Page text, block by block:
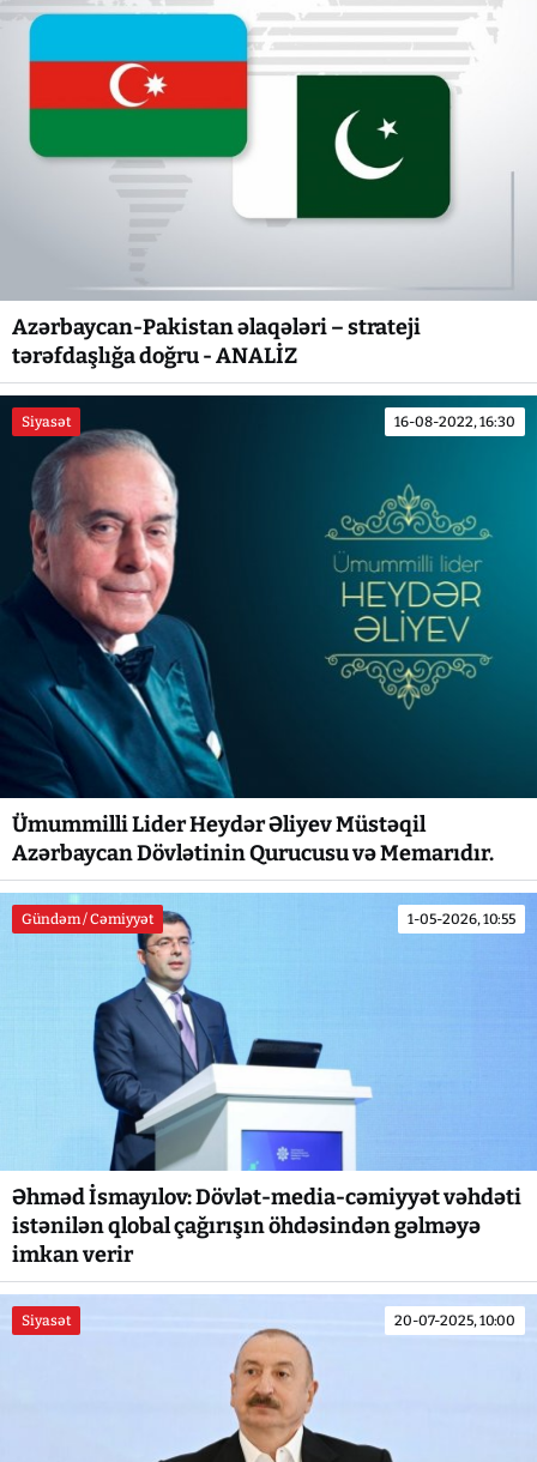
Azərbaycan-Pakistan əlaqələri – strateji
tərəfdaşlığa doğru - ANALİZ
Siyasət 16-08-2022, 16:30
Ümummilli Lider Heydər Əliyev Müstəqil
Azərbaycan Dövlətinin Qurucusu və Memarıdır.
Gündəm / Cəmiyyət 1-05-2026, 10:55
Əhməd İsmayılov: Dövlət-media-cəmiyyət vəhdəti
istənilən qlobal çağırışın öhdəsindən gəlməyə
imkan verir
Siyasət 20-07-2025, 10:00